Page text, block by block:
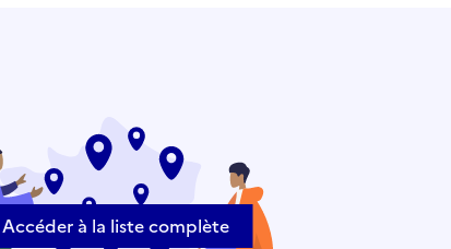
Accéder à la liste complète